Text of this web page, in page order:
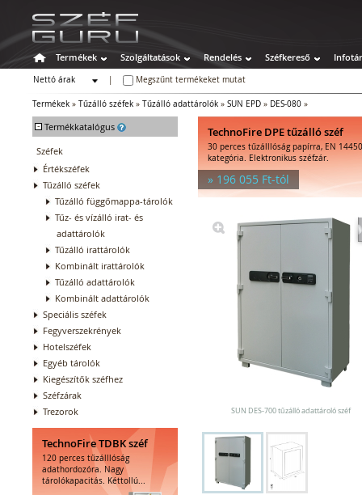
Termékek Szolgáltatások Rendelés Széfkereső Infotár
Nettó árak
Megszűnt termékeket mutat
Termékek » Tűzálló széfek » Tűzálló adattárolók » SUN EPD » DES-080 »
- Termékkatalógus
Széfek
Értékszéfek
Tűzálló széfek
Tűzálló függőmappa-tárolók
Tűz- és vízálló irat- és
adattárolók
Tűzálló irattárolók
Kombinált irattárolók
Tűzálló adattárolók
Kombinált adattárolók
Speciális széfek
Fegyverszekrények
Hotelszéfek
Egyéb tárolók
Kiegészítők széfhez
Széfzárak
Trezorok
TechnoFire TDBK széf
120 perces tűzálllóság
adathordozóra. Nagy
tárolókapacitás. Kéttollú...
TechnoFire DPE tűzálló széf
30 perces tűzálllóság papírra, EN
kategória. Elektronikus széfzár.
» 196 055 Ft-tól
SUN DES-700 tűzálló adattároló széf